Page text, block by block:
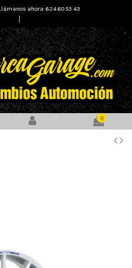
ahora: 624 60 53 43
0